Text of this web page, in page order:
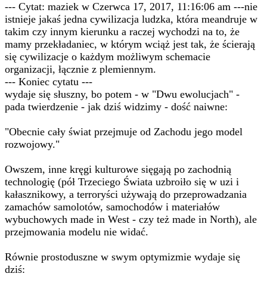
--- Cytat: maziek w Czerwca 17, 2017, 11:16:06 am ---nie
istnieje jakaś jedna cywilizacja ludzka, która meandruje w
takim czy innym kierunku a raczej wychodzi na to, że
mamy przekładaniec, w którym wciąż jest tak, że ścierają
się cywilizacje o każdym możliwym schemacie
organizacji, łącznie z plemiennym.
--- Koniec cytatu ---
wydaje się słuszny, bo potem - w "Dwu ewolucjach" -
pada twierdzenie - jak dziś widzimy - dość naiwne:
"Obecnie cały świat przejmuje od Zachodu jego model
rozwojowy."
Owszem, inne kręgi kulturowe sięgają po zachodnią
technologię (pół Trzeciego Świata uzbroiło się w uzi i
kałasznikowy, a terroryści używają do przeprowadzania
zamachów samolotów, samochodów i materiałów
wybuchowych made in West - czy też made in North), ale
przejmowania modelu nie widać.
Równie prostoduszne w swym optymizmie wydaje się
dziś: